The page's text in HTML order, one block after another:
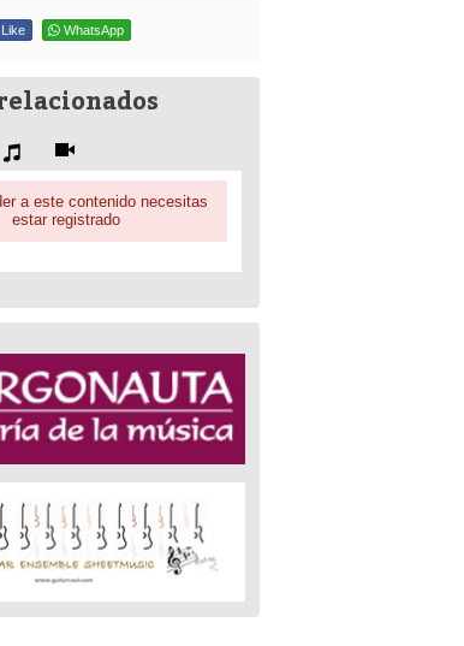
Like WhatsApp
a este contenido necesitas
estar registrado